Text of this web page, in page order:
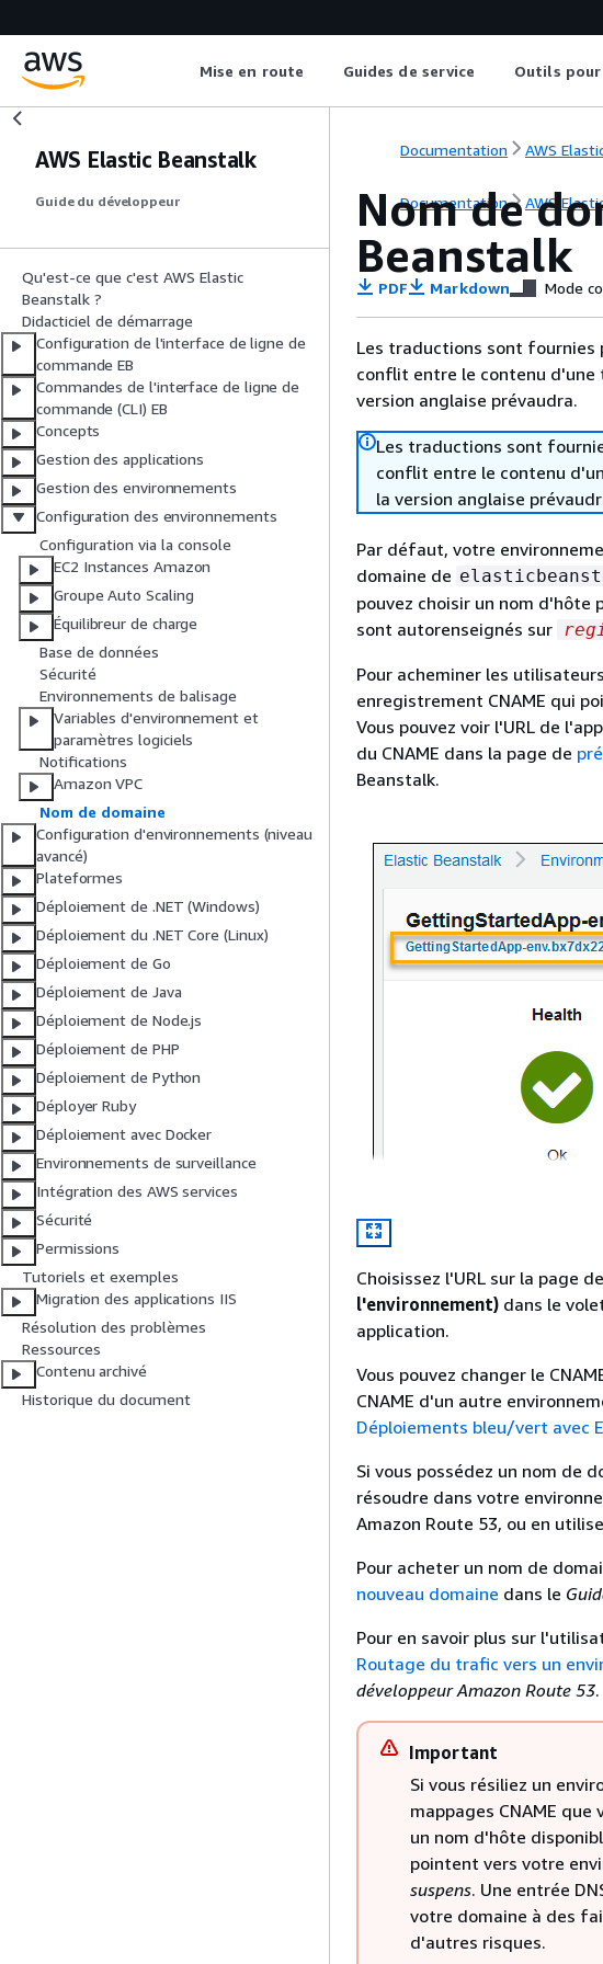
Mise en route Guides de service Outils
AWS Elastic Beanstalk
Guide du développeur
Qu'est-ce que c'est AWS Elastic
Beanstalk ?
Didacticiel de démarrage
Configuration de l'interface de ligne de
commande EB
Commandes de l'interface de ligne de
commande (CLI) EB
Concepts
Gestion des applications
Gestion des environnements
Configuration des environnements
Configuration via la console
EC2 Instances Amazon
Groupe Auto Scaling
Équilibreur de charge
Base de données
Sécurité
Environnements de balisage
Variables d'environnement et
paramètres logiciels
Notifications
Amazon VPC
Nom de domaine
Configuration d'environnements (niveau
avancé)
Plateformes
Déploiement de .NET (Windows)
Déploiement du .NET Core (Linux)
Déploiement de Go
Déploiement de Java
Déploiement de Node.js
Déploiement de PHP
Déploiement de Python
Déployer Ruby
Déploiement avec Docker
Environnements de surveillance
Intégration des AWS services
Sécurité
Permissions
Tutoriels et exemples
Migration des applications IIS
Résolution des problèmes
Ressources
Contenu archivé
Historique du document
Documentation AWS
Documentation AWS
Nom de
Beanstalk
PDF Markdown Mode
Les traductions sont fournies
conflit entre le contenu d'une
version anglaise prévaudra.
Les traductions sont
conflit entre le contenu
la version anglaise
Par défaut, votre
domaine de
pouvez choisir un nom d'hôte
sont autorenseignés sur
Pour acheminer les
enregistrement CNAME qui
Vous pouvez voir l'URL de
du CNAME dans la page de
Beanstalk.
Choisissez l'URL sur la page
l'environnement) dans le
application.
Vous pouvez changer le
CNAME d'un autre
Déploiements bleu/vert avec
Si vous possédez un nom de
résoudre dans votre
Amazon Route 53, ou en
Pour acheter un nom de
nouveau domaine dans le
Pour en savoir plus sur
Routage du trafic vers un
développeur Amazon Route 53.
Important
Si vous résiliez un
mappages CNAME
un nom d'hôte
pointent vers votre
suspens. Une entrée
votre domaine à des
d'autres risques.